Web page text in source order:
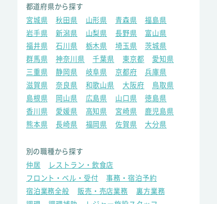
都道府県から探す
宮城県
秋田県 山形県 青森県
福島県
岩手県
新潟県 山梨県 長野県
富山県
福井県
石川県 栃木県 埼玉県
茨城県
群馬県
神奈川県 千葉県 東京都
愛知県
三重県
静岡県 岐阜県 京都府
兵庫県
滋賀県
奈良県 和歌山県 大阪府
鳥取県
島根県
岡山県 広島県 山口県
徳島県
香川県
愛媛県 高知県 宮崎県
鹿児島県
熊本県
長崎県 福岡県 佐賀県 大分県
別の職種から探す
仲居
レストラン・飲食店
フロント・ベル・受付
事務・宿泊予約
宿泊業務全般
販売・売店業務
裏方業務